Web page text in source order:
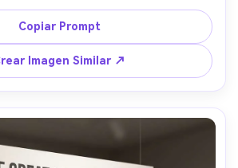
profundo estrellado, degradado de
(magenta, cian, púrpura), tipografía
para ubicación y año, ilustración
los 80, grano fílmico sutil y textura de
limpia y de alto contraste, lente
profundidad de campo --ar 4:5
Copiar Prompt
Imagen Similar ↗